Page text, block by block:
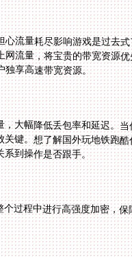
流量耗尽影响游戏是过去
流量，将宝贵的带宽资源
独享高速带宽资源。
大幅降低丢包率和延迟。
键。想了解国外玩地铁跑
到操作是否跟手。
过程中进行高强度加密，